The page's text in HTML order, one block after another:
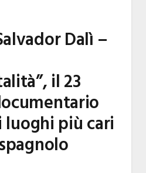
Dalì –
il 23
luoghi più cari